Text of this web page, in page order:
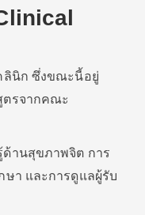
ลินิก ซึ่งขณะนี้อยู่
ตรจากคณะ
านสุขภาพจิต การ
ษา และการดูแลผู้รับ